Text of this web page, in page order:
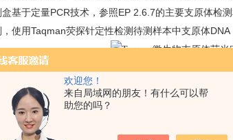
欢迎您！
来自局域网的朋友！有什么可以帮
助您的吗？
基于定量PCR技术，参照EP 2.6.7的主要支原体检
使用Taqman荧探针定性检测待测样本中支原体DNA
对照（IPC ），可用来判断待检样本中是否包含对扩
至个别支原体灵敏度可达 从